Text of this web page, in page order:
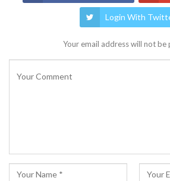
Login With
Your email address will not be